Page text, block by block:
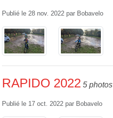
Publié le 28 nov. 2022 par Bobavelo
RAPIDO 2022 5 photos
Publié le 17 oct. 2022 par Bobavelo